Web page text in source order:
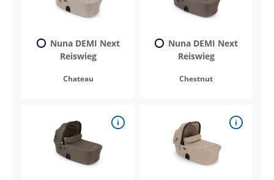
Nuna DEMI Next
Reiswieg
Chateau
Nuna DEMI Next
Reiswieg
Chestnut